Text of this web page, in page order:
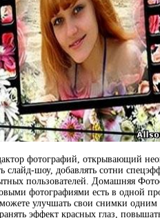
фотографий, открывающий
слайд-шоу, добавлять сотни
пользователей. Домашняя
фотографиями есть в одной
улучшать свои снимки
эффект красных глаз,